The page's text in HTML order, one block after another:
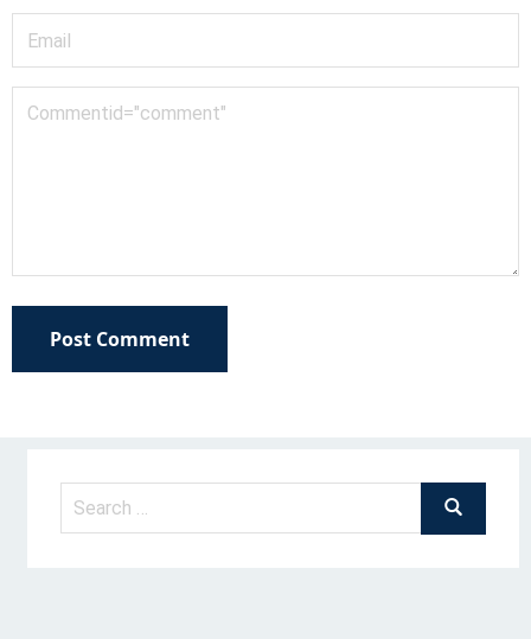
Post Comment